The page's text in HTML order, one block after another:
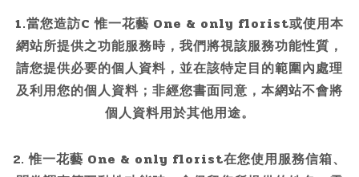
1.當您造訪C 惟一花藝 One & only florist或使用本
網站所提供之功能服務時，我們將視該服務功能性質，
請您提供必要的個人資料，並在該特定目的範圍內處理
及利用您的個人資料；非經您書面同意，本網站不會將
個人資料用於其他用途。
2. 惟一花藝 One & only florist在您使用服務信箱、